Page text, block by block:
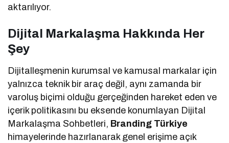
aktarılıyor.
Dijital Markalaşma Hakkında Her
Şey
Dijitalleşmenin kurumsal ve kamusal markalar için
yalnızca teknik bir araç değil, aynı zamanda bir
varoluş biçimi olduğu gerçeğinden hareket eden ve
içerik politikasını bu eksende konumlayan Dijital
Markalaşma Sohbetleri, Branding Türkiye
himayelerinde hazırlanarak genel erişime açık